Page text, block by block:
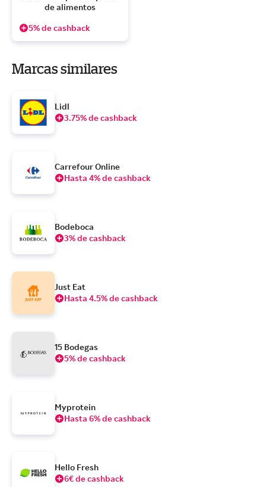
de alimentos
5% de cashback
Marcas similares
Lidl
3.75% de cashback
Carrefour Online
Hasta 4% de cashback
Bodeboca
3% de cashback
Just Eat
Hasta 4.5% de cashback
15 Bodegas
5% de cashback
Myprotein
Hasta 6% de cashback
Hello Fresh
6€ de cashback